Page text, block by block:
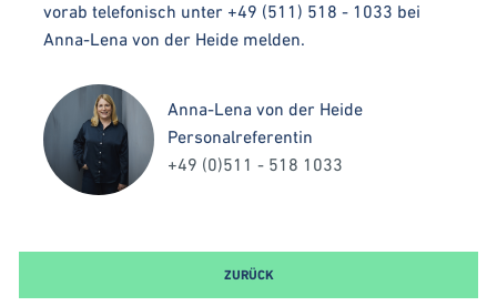
vorab telefonisch unter +49 (511) 518 - 1033 bei
Anna-Lena von der Heide melden.
Anna-Lena von der Heide
Personalreferentin
+49 (0)511 - 518 1033
ZURÜCK